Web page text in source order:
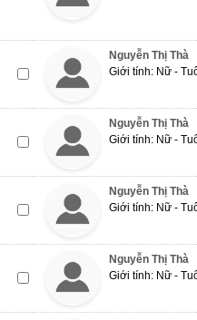
Nguyễn Thị Thà
Giới tính: Nữ -
Nguyễn Thị Thà
Giới tính: Nữ -
Nguyễn Thị Thà
Giới tính: Nữ -
Nguyễn Thị Thà
Giới tính: Nữ -